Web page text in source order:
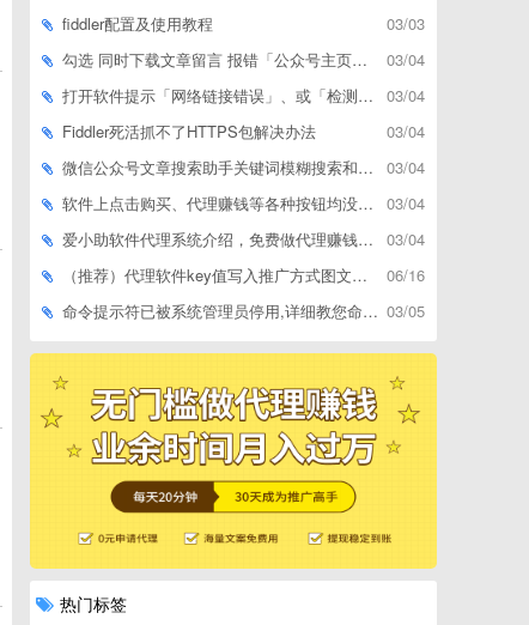
03/03
fiddler配置及使用教程
03/04
勾选 同时下载文章留言 报错「公众号主页和加载cookie参数不能为空」
03/04
打开软件提示「网络链接错误」、或「检测版本更新失败」等网络问题解决方案
03/04
Fiddler死活抓不了HTTPS包解决办法
03/04
微信公众号文章搜索助手关键词模糊搜索和精确匹配搜索的区别
03/04
软件上点击购买、代理赚钱等各种按钮均没有反应，不打开相应网址怎么解决
03/04
爱小助软件代理系统介绍，免费做代理赚钱，带你轻松月收入过万
06/16
（推荐）代理软件key值写入推广方式图文教程
03/05
命令提示符已被系统管理员停用,详细教您命令提示符已被系统管理员停用怎么办
热门标签